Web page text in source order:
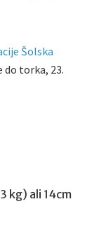
Šolska
do torka, 23.
kg) ali 14cm